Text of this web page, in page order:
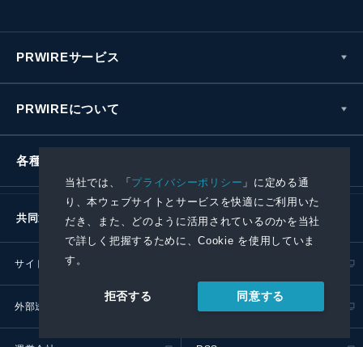
当社では、「プライバシーポリシー 」に定める通
り、本ウェブサイトとサービスを快適にご利用いた
だき、また、どのように活用されているのかを当社
で詳しく把握するために、Cookie を使用していま
す。
拒否する 同意する
PRWIREサービス
PRWIREについて
各種お問い合わせ
共同通信社グループ
サイトポリシー
外部送信ポリシー プレスリリース取扱基準